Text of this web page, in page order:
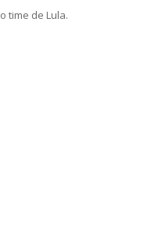
time de Lula.